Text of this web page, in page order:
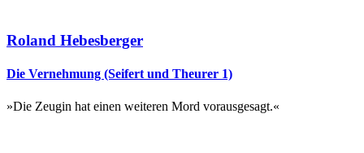
Roland Hebesberger
Die Vernehmung (Seifert und Theurer 1)
»Die Zeugin hat einen weiteren Mord vorausgesagt.«